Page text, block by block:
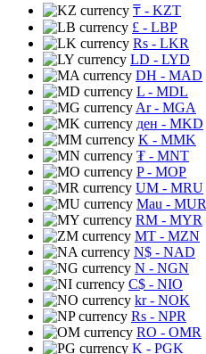
₸ - KZT
£ - LBP
Rs - LKR
LD - LYD
DH - MAD
L - MDL
Ar- MGA
ден - MKD
K - MMK
₮ - MNT
P- MOP
UM - MRU
Mau - MUR
RM - MYR
MT - MZN
N$ - NAD
N - NGN
C$ - NIO
kr- NOK
Rs - NPR
RO - OMR
K - PGK